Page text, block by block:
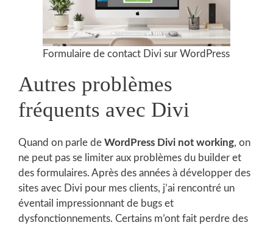
Formulaire de contact Divi sur WordPress
Autres problèmes
fréquents avec Divi
Quand on parle de WordPress Divi not working, on
ne peut pas se limiter aux problèmes du builder et
des formulaires. Après des années à développer des
sites avec Divi pour mes clients, j’ai rencontré un
éventail impressionnant de bugs et
dysfonctionnements. Certains m’ont fait perdre des